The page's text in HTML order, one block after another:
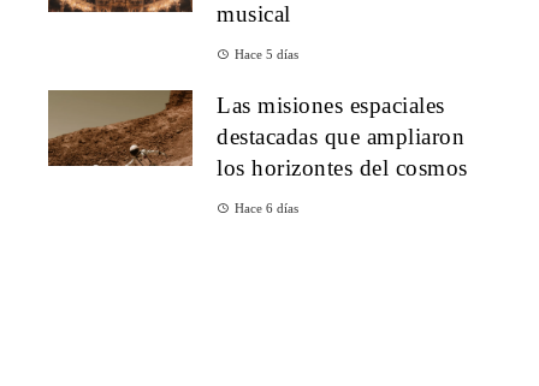
musical
Hace 5 días
Las misiones espaciales
destacadas que ampliaron
los horizontes del cosmos
Hace 6 días